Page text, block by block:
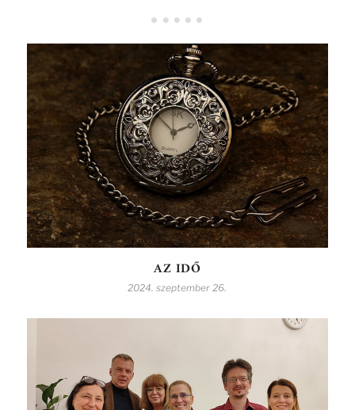
AZ IDŐ
2024. szeptember 26.